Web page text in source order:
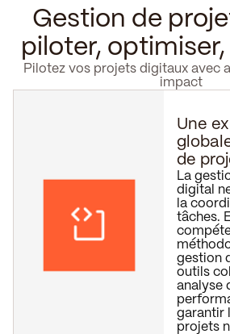
Gestion de
piloter, optimiser,
Pilotez vos projets digitaux avec
impact
Une
de
La
digital
la
tâches.
gestion
outils
analyse
garantir
projets